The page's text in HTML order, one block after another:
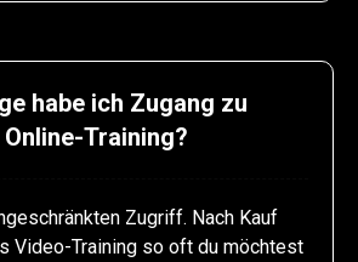
habe ich Zugang zu
Training?
Zugriff. Nach Kauf
Video-Training so oft du möchtest